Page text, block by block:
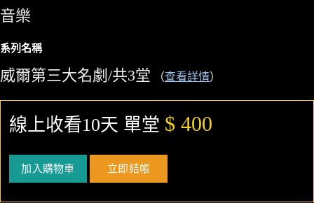
音樂
系列名稱
威爾第三大名劇/共3堂 （查看詳情）
線上收看10天 單堂 $ 400
加入購物車 立即結帳